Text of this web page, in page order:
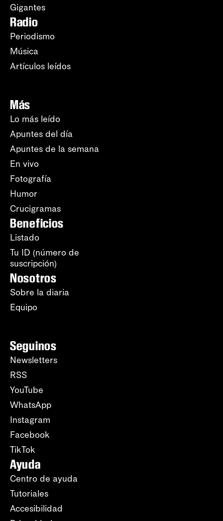
Gigantes
Radio
Periodismo
Música
Artículos leídos
Más
Lo más leído
Apuntes del día
Apuntes de la semana
En vivo
Fotografía
Humor
Crucigramas
Beneficios
Listado
Tu ID (número de
suscripción)
Nosotros
Sobre la diaria
Equipo
Seguinos
Newsletters
RSS
YouTube
WhatsApp
Instagram
Facebook
TikTok
Ayuda
Centro de ayuda
Tutoriales
Accesibilidad